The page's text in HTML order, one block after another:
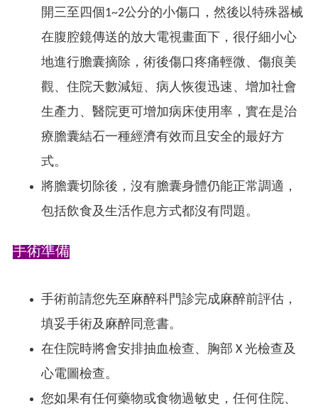
開三至四個1~2公分的小傷口，然後以特殊器械
在腹腔鏡傳送的放大電視畫面下，很仔細小心
地進行膽囊摘除，術後傷口疼痛輕微、傷痕美
觀、住院天數減短、病人恢復迅速、增加社會
生產力、醫院更可增加病床使用率，實在是治
療膽囊結石一種經濟有效而且安全的最好方
式。
將膽囊切除後，沒有膽囊身體仍能正常調適，
包括飲食及生活作息方式都沒有問題。
手術準備
手術前請您先至麻醉科門診完成麻醉前評估，
填妥手術及麻醉同意書。
在住院時將會安排抽血檢查、胸部 X 光檢查及
心電圖檢查。
您如果有任何藥物或食物過敏史，任何住院、